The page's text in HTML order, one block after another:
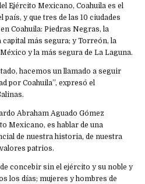
Ejército Mexicano, Coahuila es el
y que tres de las 10 ciudades
Coahuila: Piedras Negras, la
más segura; y Torreón, la
y la más segura de La Laguna.
hacemos un llamado a seguir
por Coahuila”, expresó el
Abraham Aguado Gómez
Mexicano, es hablar de una
de nuestra historia, de nuestra
patrios.
concebir sin el ejército y su noble y
los días; mujeres y hombres de